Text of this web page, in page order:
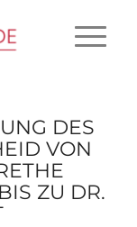
DES
VON
ZU DR.